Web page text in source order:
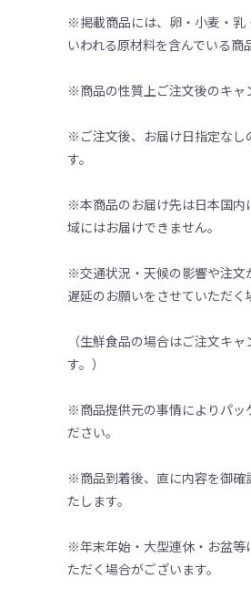
※掲載商品には、卵・小麦・乳
いわれる原材料を含んでいる商
※商品の性質上ご注文後のキャ
※ご注文後、お届け日指定なし
す。
※本商品のお届け先は日本国内
域にはお届けできません。
※交通状況・天候の影響や注文
遅延のお願いをさせていただく
（生鮮食品の場合はご注文キ
す。）
※商品提供元の事情によりパッ
ださい。
※商品到着後、直に内容を御確
たします。
※年末年始・大型連休・お盆等
ただく場合がございます。